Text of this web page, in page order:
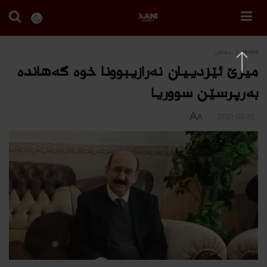
Home جڤاكی
میرێ ئێزدییان نه‌رازیبوونا خوه‌ گه‌هانده‌
بەرپرسێن سووریا
A
A